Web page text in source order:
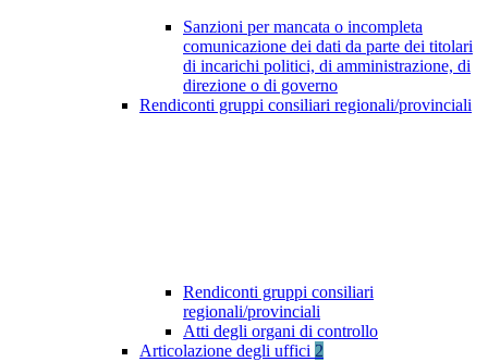
Sanzioni per mancata o incompleta
comunicazione dei dati da parte dei titolari
di incarichi politici, di amministrazione, di
direzione o di governo
Rendiconti gruppi consiliari regionali/provinciali
Rendiconti gruppi consiliari
regionali/provinciali
Atti degli organi di controllo
Articolazione degli uffici 2